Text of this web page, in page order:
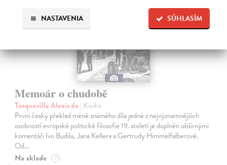
SÚHLASÍM
NASTAVENIA
Memoár o chudobě
Tocqueville Alexis de | Kniha
První český překlad méně známého díla jedné z nejvýznamnějších
osobností evropské politické filosofie 19. století je doplněn obšírnými
komentáři Ivo Budila, Jana Kellera a Gertrudy Himmelfalberové.
Od…
Na sklade ?